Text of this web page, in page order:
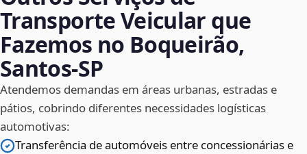
Transporte Veicular que
Fazemos no Boqueirão,
Santos‑SP
Atendemos demandas em áreas urbanas, estradas e
pátios, cobrindo diferentes necessidades logísticas
automotivas:
Transferência de automóveis entre concessionárias e